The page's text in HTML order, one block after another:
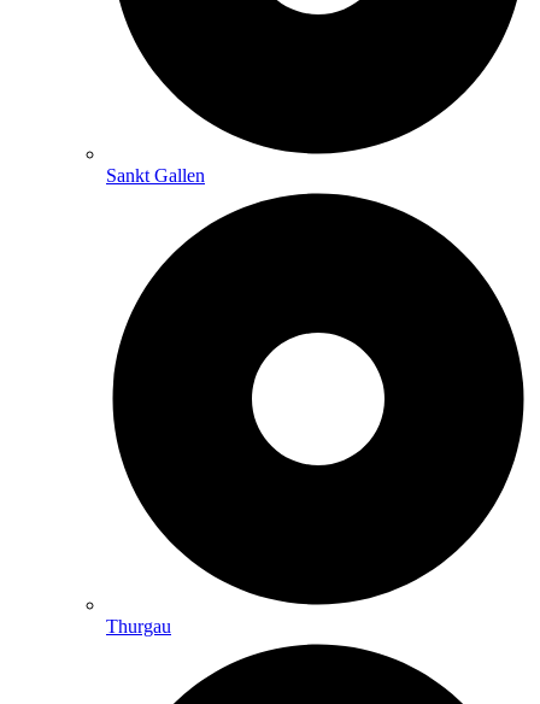
Sankt Gallen
Thurgau